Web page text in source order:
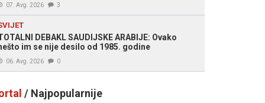
07. Avg. 2026 3
DEBAKL SAUDIJSKE ARABIJE: Ovako
im se nije desilo od 1985. godine
06. Avg. 2026 0
/ Najpopularnije